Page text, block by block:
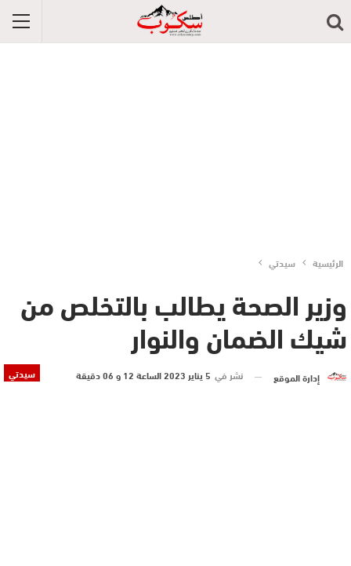
الرئيسية سيدتي
وزير الصحة يطالب بالتخلص من
شيك الضمان والنوار
سيدتي إدارة الموقع نشر في 5 يناير 2023 الساعة 12 و 06 دقيقة